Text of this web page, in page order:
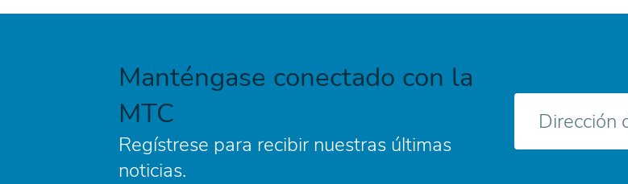
Manténgase conectado con la
MTC
Regístrese para recibir nuestras últimas
noticias.
electrónico